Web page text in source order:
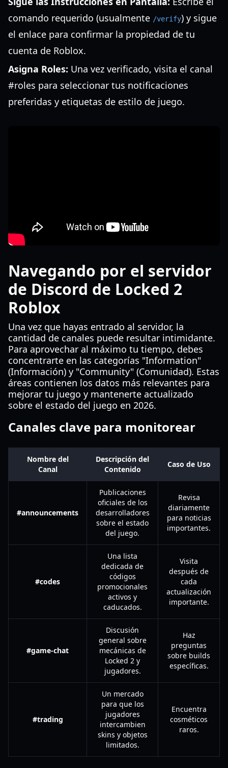
comando requerido (usualmente /verify) y sigue
el enlace para confirmar la propiedad de tu
cuenta de Roblox.
Asigna Roles: Una vez verificado, visita el canal
#roles para seleccionar tus notificaciones
preferidas y etiquetas de estilo de juego.
Navegando por el servidor
de Discord de Locked 2
Roblox
Una vez que hayas entrado al servidor, la
cantidad de canales puede resultar intimidante.
Para aprovechar al máximo tu tiempo, debes
concentrarte en las categorías "Information"
(Información) y "Community" (Comunidad). Estas
áreas contienen los datos más relevantes para
mejorar tu juego y mantenerte actualizado
sobre el estado del juego en 2026.
Canales clave para monitorear
Nombre del
Canal
Descripción del
Contenido
Caso de Uso
#announcements
Publicaciones
oficiales de los
desarrolladores
sobre el estado
del juego.
Revisa
diariamente
para noticias
importantes.
#codes
Una lista
dedicada de
códigos
promocionales
activos y
caducados.
Visita
después de
cada
actualización
importante.
#game-chat
Discusión
general sobre
mecánicas de
Locked 2 y
jugadores.
Haz
preguntas
sobre builds
específicas.
#trading
Un mercado
para que los
jugadores
intercambien
skins y objetos
limitados.
Encuentra
cosméticos
raros.